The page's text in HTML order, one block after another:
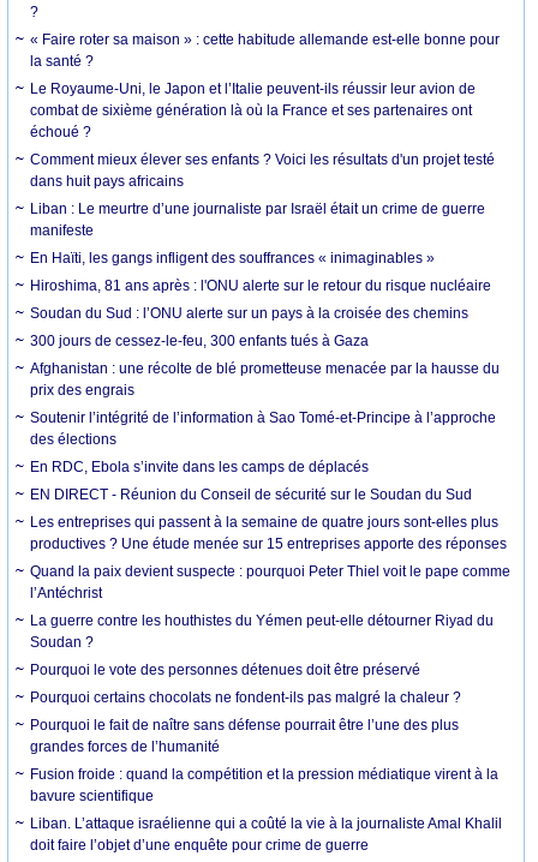
?
« Faire roter sa maison » : cette habitude allemande est-elle bonne pour
la santé ?
Le Royaume-Uni, le Japon et l’Italie peuvent-ils réussir leur avion de
combat de sixième génération là où la France et ses partenaires ont
échoué ?
Comment mieux élever ses enfants ? Voici les résultats d'un projet testé
dans huit pays africains
Liban : Le meurtre d’une journaliste par Israël était un crime de guerre
manifeste
En Haïti, les gangs infligent des souffrances « inimaginables »
Hiroshima, 81 ans après : l'ONU alerte sur le retour du risque nucléaire
Soudan du Sud : l’ONU alerte sur un pays à la croisée des chemins
300 jours de cessez-le-feu, 300 enfants tués à Gaza
Afghanistan : une récolte de blé prometteuse menacée par la hausse du
prix des engrais
Soutenir l’intégrité de l’information à Sao Tomé-et-Principe à l’approche
des élections
En RDC, Ebola s’invite dans les camps de déplacés
EN DIRECT - Réunion du Conseil de sécurité sur le Soudan du Sud
Les entreprises qui passent à la semaine de quatre jours sont-elles plus
productives ? Une étude menée sur 15 entreprises apporte des réponses
Quand la paix devient suspecte : pourquoi Peter Thiel voit le pape comme
l’Antéchrist
La guerre contre les houthistes du Yémen peut-elle détourner Riyad du
Soudan ?
Pourquoi le vote des personnes détenues doit être préservé
Pourquoi certains chocolats ne fondent-ils pas malgré la chaleur ?
Pourquoi le fait de naître sans défense pourrait être l’une des plus
grandes forces de l’humanité
Fusion froide : quand la compétition et la pression médiatique virent à la
bavure scientifique
Liban. L’attaque israélienne qui a coûté la vie à la journaliste Amal Khalil
doit faire l’objet d’une enquête pour crime de guerre